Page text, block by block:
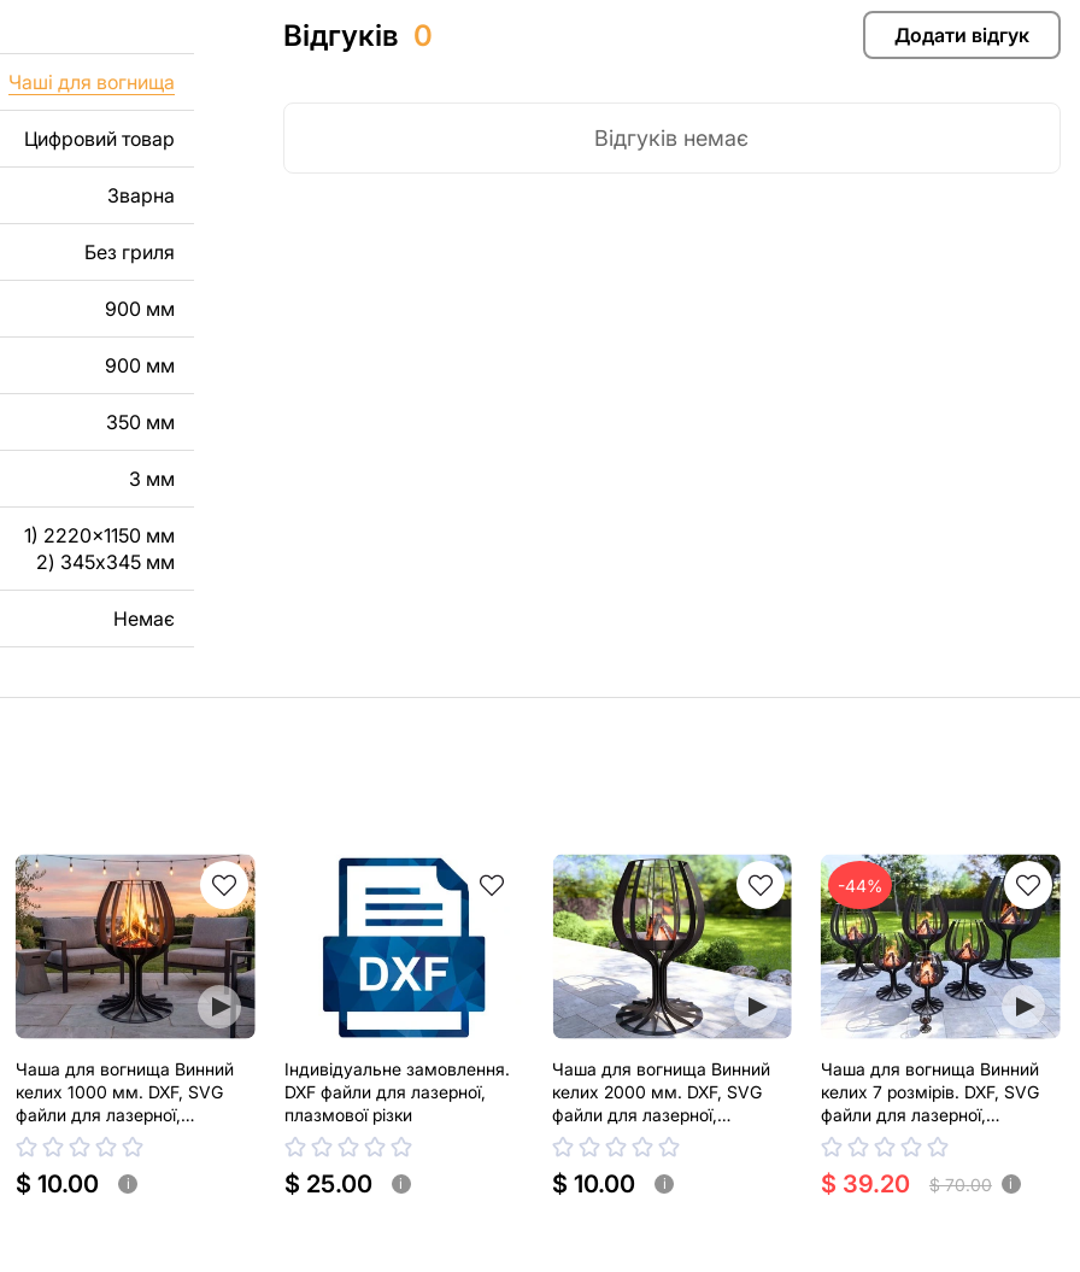
виробів як для
заборонені.
виробу. Якщо вам
з металу для
зв'яжіться з
Чаші для вогнища
Цифровий товар
Зварна
Без гриля
900 мм
900 мм
350 мм
3 мм
1) 2220x1150 мм
2) 345x345 мм
Немає
Відгуків 0 Додати відгук
Відгуків немає
Чаша для вогнища Винний
келих 1000 мм. DXF, SVG
файли для лазерної,
плазмової різки
$ 10.00 i
Індивідуальне замовлення.
DXF файли для лазерної,
плазмової різки
$ 25.00 i
Чаша для вогнища Винний
келих 2000 мм. DXF, SVG
файли для лазерної,
плазмової різки
$ 10.00 i
-44%
Чаша для вогнища Винний
келих 7 розмірів. DXF, SVG
файли для лазерної,
плазмової різки
$ 39.20 $ 70.00 i